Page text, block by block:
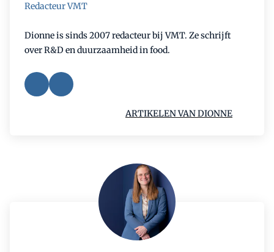
Redacteur VMT
Dionne is sinds 2007 redacteur bij VMT. Ze schrijft
over R&D en duurzaamheid in food.
ARTIKELEN VAN DIONNE